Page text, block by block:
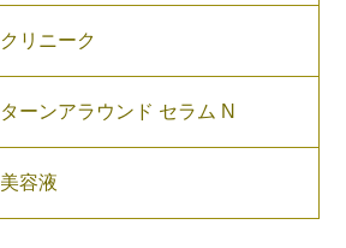
クリニーク
ターンアラウンド セラム N
美容液